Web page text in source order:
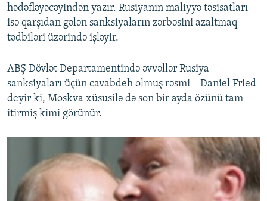
hədəfləyəcəyindən yazır. Rusiyanın maliyyə təsisatları
isə qarşıdan gələn sanksiyaların zərbəsini azaltmaq
tədbiləri üzərində işləyir.
ABŞ Dövlət Departamentində əvvəllər Rusiya
sanksiyaları üçün cavabdeh olmuş rəsmi – Daniel Fried
deyir ki, Moskva xüsusilə də son bir ayda özünü tam
itirmiş kimi görünür.